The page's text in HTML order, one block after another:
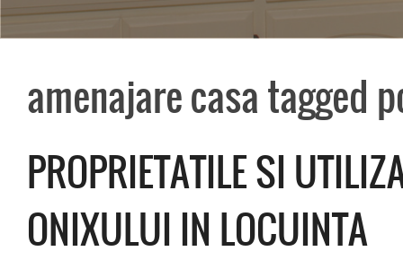
amenajare casa tagged
PROPRIETATILE SI
ONIXULUI IN LOCUINTA